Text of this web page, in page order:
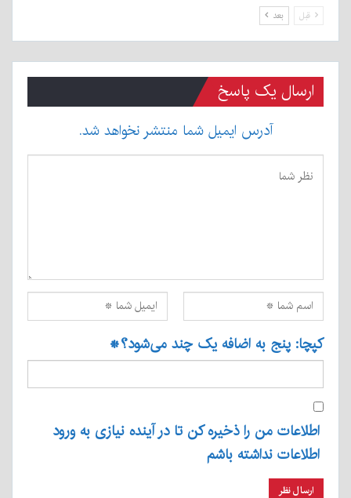
قبل بعد
ارسال یک پاسخ
آدرس ایمیل شما منتشر نخواهد شد.
کپچا: پنج به اضافه یک چند می‌شود؟*
اطلاعات من را ذخیره کن تا در آینده نیازی به ورود
اطلاعات نداشته باشم